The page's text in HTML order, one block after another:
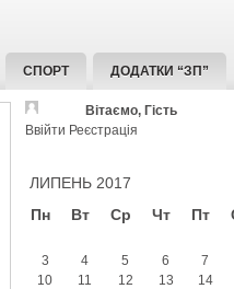
СПОРТ ДОДАТКИ “ЗП”
Вітаємо, Гість
Ввійти Реєстрація
ЛИПЕНЬ 2017
Пн
Вт Ср Чт Пт
3
4 5 6 7
10
11 12 13 14